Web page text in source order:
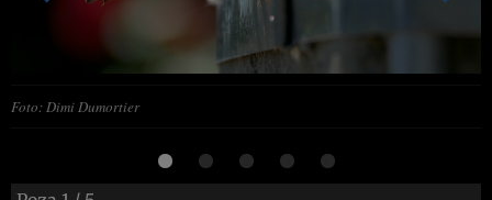
Foto: Dimi Dumortier